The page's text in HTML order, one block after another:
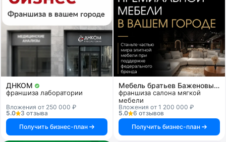
ДНКОМ
франшиза лаборатории
Вложения от 250 000 ₽
5.0
3 отзыва
Получить бизнес-план
Мебель братьев Баженовых
франшиза салона мягкой
мебели
Вложения от 1 200 000 ₽
5.0
6 отзывов
Получить бизнес-план